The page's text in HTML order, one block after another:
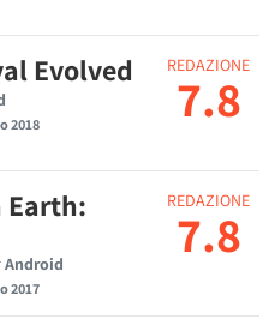
Evolved
2018
REDAZIONE
7.8
Earth:
Android
2017
REDAZIONE
7.8